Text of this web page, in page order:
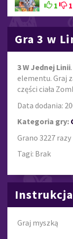
1 1
Gra 3 w
3 W Jednej Linii
elementu. Graj
części ciała
Data dodania:
Kategoria gry:
Grano 3227 razy
Tagi: Brak
Graj myszką